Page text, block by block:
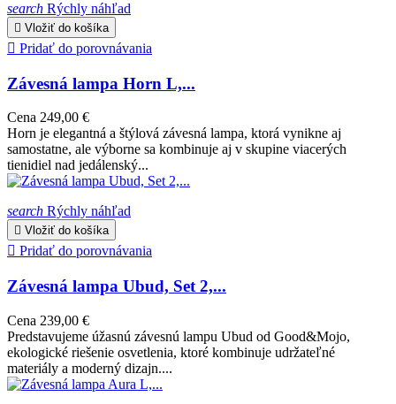
search Rýchly náhľad
 Vložiť do košíka
 Pridať do porovnávania
Závesná lampa Horn L,...
Cena 249,00 €
Horn je elegantná a štýlová závesná lampa, ktorá vynikne aj
samostatne, ale výborne sa kombinuje aj v skupine viacerých
tienidiel nad jedálenský...
search Rýchly náhľad
 Vložiť do košíka
 Pridať do porovnávania
Závesná lampa Ubud, Set 2,...
Cena 239,00 €
Predstavujeme úžasnú závesnú lampu Ubud od Good&Mojo,
ekologické riešenie osvetlenia, ktoré kombinuje udržateľné
materiály a moderný dizajn....